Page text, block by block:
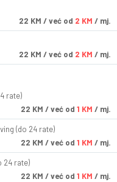
22 KM / već od 2 KM / mj.
22 KM / već od 2 KM / mj.
rate)
22 KM / već od 1 KM / mj.
(do 24 rate)
22 KM / već od 1 KM / mj.
24 rate)
22 KM / već od 1 KM / mj.